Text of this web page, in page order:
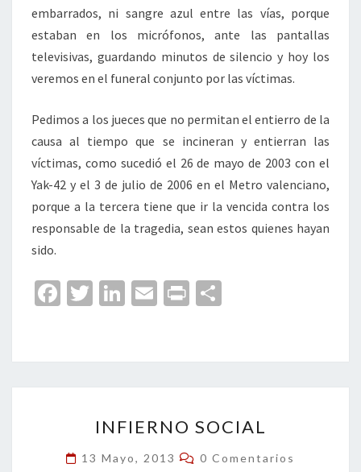
embarrados, ni sangre azul entre las vías, porque
estaban en los micrófonos, ante las pantallas
televisivas, guardando minutos de silencio y hoy los
veremos en el funeral conjunto por las víctimas.
Pedimos a los jueces que no permitan el entierro de la
causa al tiempo que se incineran y entierran las
víctimas, como sucedió el 26 de mayo de 2003 con el
Yak-42 y el 3 de julio de 2006 en el Metro valenciano,
porque a la tercera tiene que ir la vencida contra los
responsable de la tragedia, sean estos quienes hayan
sido.
Fa
o
o
T
er
Li
dI
n
E
l
Pr
p
ar
tir
SOCIAL
INFIERNO SOCIAL
13 Mayo, 2013 Comentarios
0 Comentarios